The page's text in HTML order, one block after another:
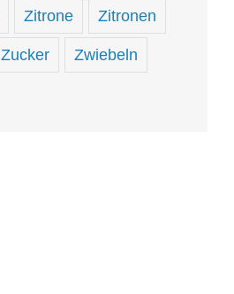
Zitrone Zitronen
Zucker Zwiebeln